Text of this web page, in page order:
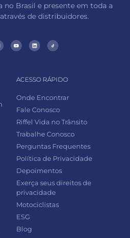
no Brasil e presente em toda a
de distribuidores.
ACESSO RÁPIDO
Onde Encontrar
Fale Conosco
Riffel Vida no Trânsito
Trabalhe Conosco
Perguntas Frequentes
Política de Privacidade
Depoimentos
Exerça seus direitos de
privacidade
Motociclistas
ESG
Blog